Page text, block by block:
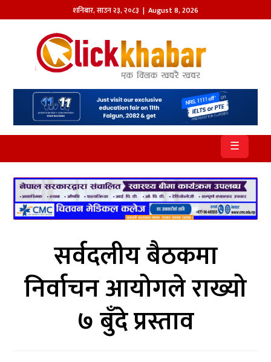
शनिबार,साउन२३,२०८३ | August 8, 2026
होमपेज
समाज
प्रदेश
आजको
पत्रिका
सम्पादकीय
अर्थ/
☰
सर्वदलीय बैठकमा
निर्वाचन आयोगले राख्यो
७ बुँदे प्रस्ताव